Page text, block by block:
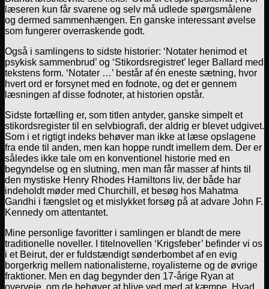
læseren kun får svarene og selv må udlede spørgsmålene
og dermed sammenhængen. En ganske interessant øvelse
som fungerer overraskende godt.
Også i samlingens to sidste historier: ‘Notater henimod et
psykisk sammenbrud’ og ‘Stikordsregistret’ leger Ballard med
tekstens form. ‘Notater …’ består af én eneste sætning, hvor
hvert ord er forsynet med en fodnote, og det er gennem
læsningen af disse fodnoter, at historien opstår.
Sidste fortælling er, som titlen antyder, ganske simpelt et
stikordsregister til en selvbiografi, der aldrig er blevet udgivet.
Som i et rigtigt indeks behøver man ikke at læse opslagene
fra ende til anden, men kan hoppe rundt imellem dem. Der er
således ikke tale om en konventionel historie med en
begyndelse og en slutning, men man får masser af hints til
den mystiske Henry Rhodes Hamiltons liv, der både har
indeholdt møder med Churchill, et besøg hos Mahatma
Gandhi i fængslet og et mislykket forsøg på at advare John F.
Kennedy om attentantet.
Mine personlige favoritter i samlingen er blandt de mere
traditionelle noveller. I titelnovellen ‘Krigsfeber’ befinder vi os
i et Beirut, der er fuldstændigt sønderbombet af en evig
borgerkrig mellem nationalisterne, royalisterne og de øvrige
fraktioner. Men en dag begynder den 17-årige Ryan at
overveje, om de behøver at blive ved med at kæmpe. Hvad